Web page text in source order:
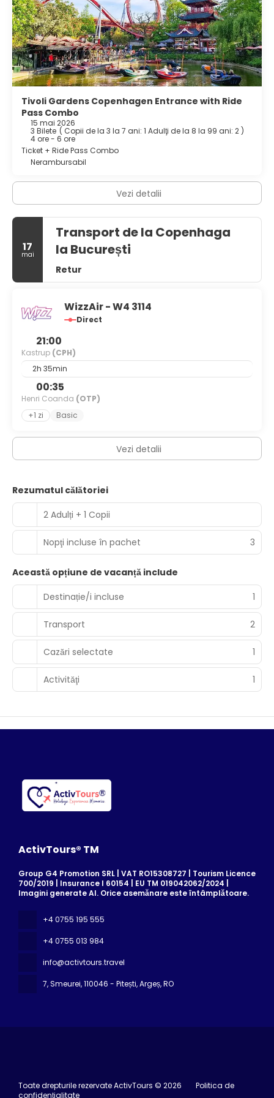
Tivoli Gardens Copenhagen Entrance with Ride
Pass Combo
15 mai 2026
3 Bilete ( Copii de la 3 la 7 ani: 1 Adulţi de la 8 la 99 ani: 2 )
4 ore - 6 ore
Ticket + Ride Pass Combo
Nerambursabil
Vezi detalii
17
mai
Transport de la Copenhaga
la București
Retur
WizzAir - W4 3114
Direct
21:00
Kastrup (CPH)
2h 35min
00:35
Henri Coanda (OTP)
+1 zi
Basic
Vezi detalii
Rezumatul călătoriei
2 Adulți + 1 Copii
Nopţi incluse în pachet 3
Această opțiune de vacanță include
Destinație/i incluse
1
Transport 2
Cazări selectate 1
Activităţi 1
ActivTours® TM
Group G4 Promotion SRL | VAT RO15308727 | Tourism Licence
700/2019 | Insurance I 60154 | EU TM 019042062/2024 |
Imagini generate AI. Orice asemănare este întâmplătoare.
+4 0755 195 555
+4 0755 013 984
info@activtours.travel
7, Smeurei, 110046 - Pitești, Argeș, RO
Toate drepturile rezervate ActivTours © 2026
Politica de
confidențialitate